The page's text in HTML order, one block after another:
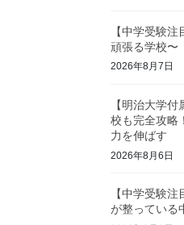
【中学受験
頑張る学校〜
2026年8月7日
【明治大学
校も完全攻略
力を伸ばす
2026年8月6日
【中学受験
が整っている